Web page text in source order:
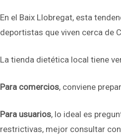
En el Baix Llobregat, esta
deportistas que viven cerca de
La tienda dietética local tiene
Para comercios, conviene
Para usuarios, lo ideal es
restrictivas, mejor consultar